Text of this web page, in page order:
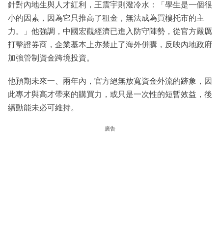
針對內地生與人才紅利，王震宇則潑冷水：「學生是一個很
小的因素，因為它只推高了租金，無法成為買樓托市的主
力。」他強調，中國宏觀經濟已進入防守陣勢，從官方嚴厲
打擊證券商，企業基本上亦禁止了海外併購，反映內地政府
加強管制資金跨境投資。
他預期未來一、兩年內，官方絕無放寬資金外流的跡象，因
此專才與高才帶來的購買力，或只是一次性的短暫效益，後
續動能未必可維持。
廣告